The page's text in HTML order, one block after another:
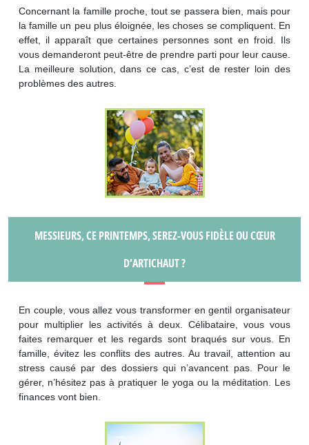
Concernant la famille proche, tout se passera bien, mais pour
la famille un peu plus éloignée, les choses se compliquent. En
effet, il apparaît que certaines personnes sont en froid. Ils
vous demanderont peut-être de prendre parti pour leur cause.
La meilleure solution, dans ce cas, c’est de rester loin des
problèmes des autres.
MESSIEURS, CE PRINTEMPS, SEREZ-VOUS FIDÈLE OU CŒUR
D’ARTICHAUT ?
En couple, vous allez vous transformer en gentil organisateur
pour multiplier les activités à deux. Célibataire, vous vous
faites remarquer et les regards sont braqués sur vous. En
famille, évitez les conflits des autres. Au travail, attention au
stress causé par des dossiers qui n’avancent pas. Pour le
gérer, n’hésitez pas à pratiquer le yoga ou la méditation. Les
finances vont bien.